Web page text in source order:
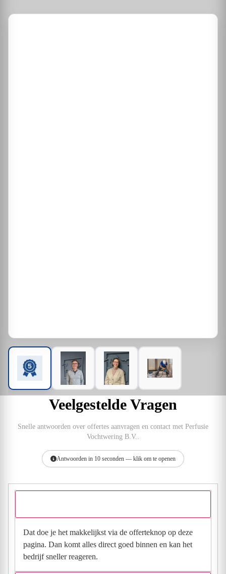
Veelgestelde Vragen
Snelle antwoorden over offertes aanvragen en contact met Perfusie
Vochtwering B.V..
Antwoorden in 10 seconden — klik om te openen
Dat doe je het makkelijkst via de offerteknop op deze
pagina. Dan komt alles direct goed binnen en kan het
bedrijf sneller reageren.